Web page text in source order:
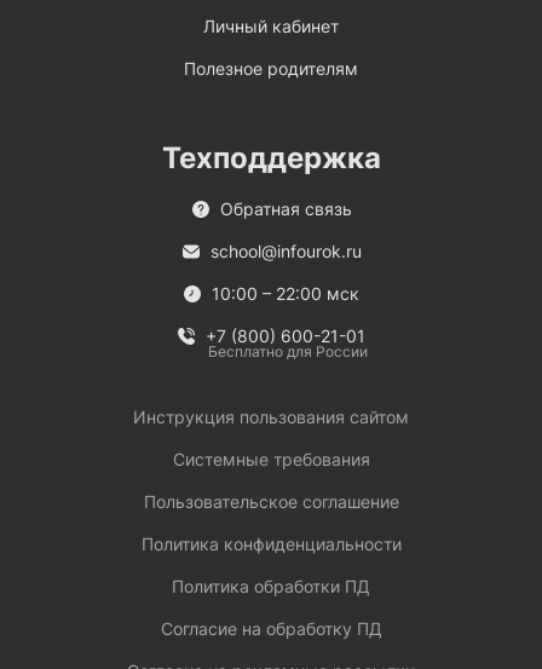
Личный кабинет
Полезное родителям
Техподдержка
Обратная связь
school@infourok.ru
10:00 – 22:00 мск
+7 (800) 600-21-01
Бесплатно для России
Инструкция пользования сайтом
Системные требования
Пользовательское соглашение
Политика конфиденциальности
Политика обработки ПД
Согласие на обработку ПД